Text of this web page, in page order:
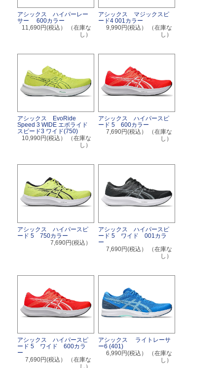
アシックス ハイパーレー
サー 600カラー
11,690円(税込）
（在庫な
し）
アシックス マジックスピ
ード4 001カラー
9,990円(税込）
（在庫な
し）
アシックス EvoRide
Speed 3 WIDE エボライド
スピード3 ワイド(750)
10,990円(税込）
（在庫な
し）
アシックス ハイパースピ
ード 5 600カラー
7,690円(税込）
（在庫な
し）
アシックス ハイパースピ
ード 5 750カラー
7,690円(税込）
アシックス ハイパースピ
ード 5 ワイド 001カラ
ー
7,690円(税込）
（在庫な
し）
アシックス ハイパースピ
ード 5 ワイド 600カラ
ー
7,690円(税込）
（在庫な
アシックス ライトレーサ
ー6 (401)
6,990円(税込）
（在庫な
し）